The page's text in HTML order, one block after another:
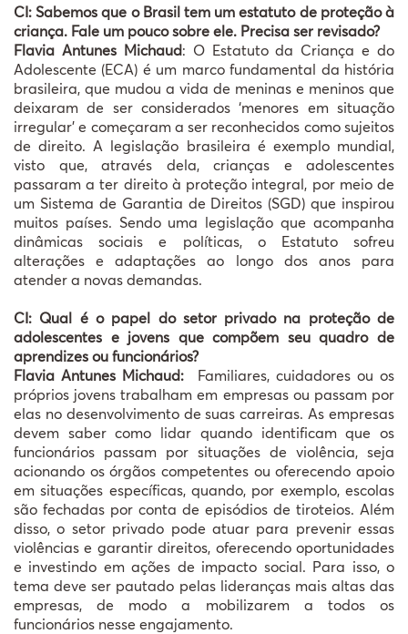
CI: Sabemos que o Brasil tem um estatuto de proteção à
criança. Fale um pouco sobre ele. Precisa ser revisado?
Flavia Antunes Michaud: O Estatuto da Criança e do
Adolescente (ECA) é um marco fundamental da história
brasileira, que mudou a vida de meninas e meninos que
deixaram de ser considerados ‘menores em situação
irregular’ e começaram a ser reconhecidos como sujeitos
de direito. A legislação brasileira é exemplo mundial,
visto que, através dela, crianças e adolescentes
passaram a ter direito à proteção integral, por meio de
um Sistema de Garantia de Direitos (SGD) que inspirou
muitos países. Sendo uma legislação que acompanha
dinâmicas sociais e políticas, o Estatuto sofreu
alterações e adaptações ao longo dos anos para
atender a novas demandas.
CI: Qual é o papel do setor privado na proteção de
adolescentes e jovens que compõem seu quadro de
aprendizes ou funcionários?
Flavia Antunes Michaud:
Familiares, cuidadores ou os
próprios jovens trabalham em empresas ou passam por
elas no desenvolvimento de suas carreiras. As empresas
devem saber como lidar quando identificam que os
funcionários passam por situações de violência, seja
acionando os órgãos competentes ou oferecendo apoio
em situações específicas, quando, por exemplo, escolas
são fechadas por conta de episódios de tiroteios. Além
disso, o setor privado pode atuar para prevenir essas
violências e garantir direitos, oferecendo oportunidades
e investindo em ações de impacto social. Para isso, o
tema deve ser pautado pelas lideranças mais altas das
empresas, de modo a mobilizarem a todos os
funcionários nesse engajamento.